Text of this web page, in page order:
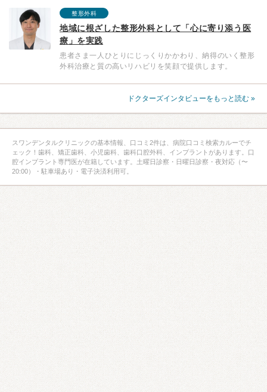
整形外科
地域に根ざした整形外科として「心に寄り添う医
療」を実践
患者さま一人ひとりにじっくりかかわり、納得のいく整形
外科治療と質の高いリハビリを笑顔で提供します。
ドクターズインタビューをもっと読む »
スワンデンタルクリニックの基本情報、口コミ2件は、病院口コミ検索カルーでチ
ェック！歯科、矯正歯科、小児歯科、歯科口腔外科、インプラントがあります。口
腔インプラント専門医が在籍しています。土曜日診察・日曜日診察・夜対応（〜
20:00）・駐車場あり・電子決済利用可。